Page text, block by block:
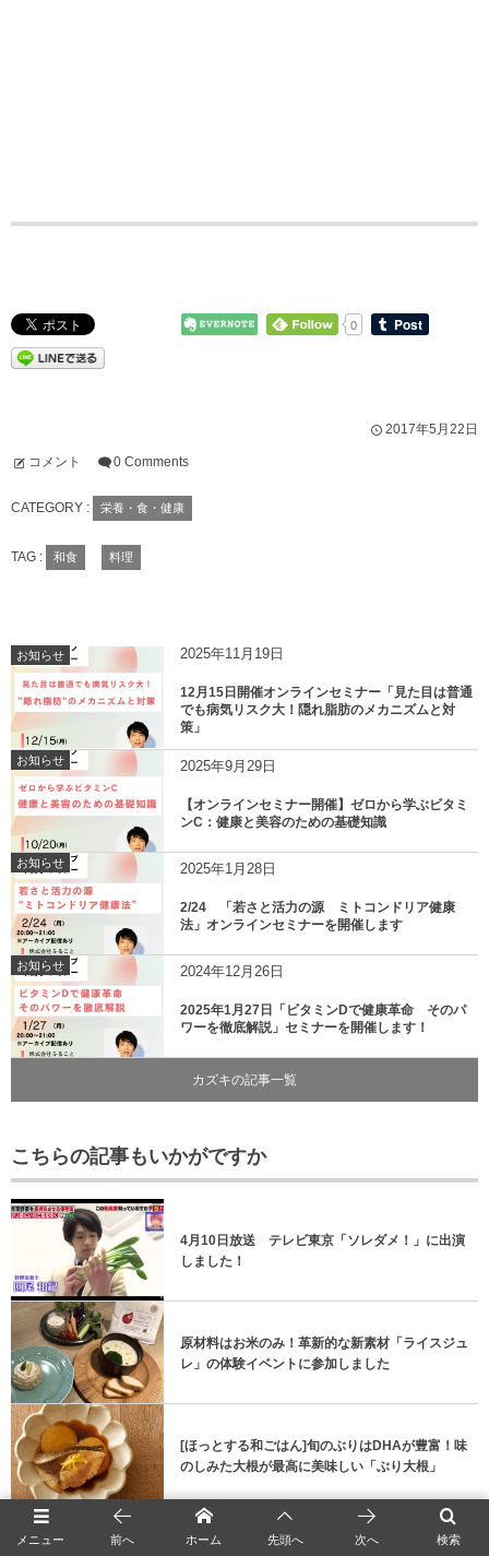
0
2017年5月22日
コメント 0 Comments
CATEGORY : 栄養・食・健康
TAG : 和食 料理
お知らせ 2025年11月19日
12月15日開催オンラインセミナー「見た目は普通
でも病気リスク大！隠れ脂肪のメカニズムと対
策」
お知らせ 2025年9月29日
【オンラインセミナー開催】ゼロから学ぶビタミ
ンC：健康と美容のための基礎知識
お知らせ 2025年1月28日
2/24 「若さと活力の源 ミトコンドリア健康
法」オンラインセミナーを開催します
お知らせ 2024年12月26日
2025年1月27日「ビタミンDで健康革命 そのパ
ワーを徹底解説」セミナーを開催します！
カズキの記事一覧
こちらの記事もいかがですか
4月10日放送 テレビ東京「ソレダメ！」に出演
しました！
原材料はお米のみ！革新的な新素材「ライスジュ
レ」の体験イベントに参加しました
[ほっとする和ごはん]旬のぶりはDHAが豊富！味
のしみた大根が最高に美味しい「ぶり大根」
[ほっとする和ごはんレシピ] 茹でてごはんと和え
メニュー 検索
前へ ホーム 先頭へ 次へ